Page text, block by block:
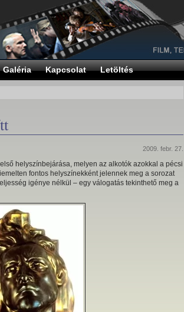
Galéria Kapcsolat Letöltés
2009. febr. 27.
helyszínbejárása, melyen az alkotók azokkal a pécsi
fontos helyszínekként jelennek meg a sorozat
igénye nélkül – egy válogatás tekinthető meg a